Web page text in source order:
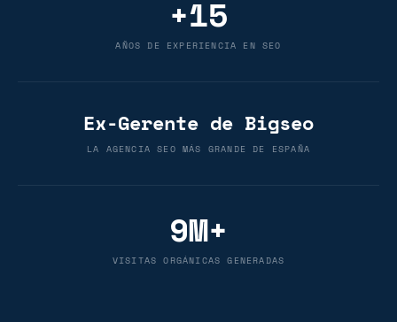
+15
AÑOS DE EXPERIENCIA EN SEO
Ex-Gerente de Bigseo
LA AGENCIA SEO MÁS GRANDE DE ESPAÑA
9M+
VISITAS ORGÁNICAS GENERADAS